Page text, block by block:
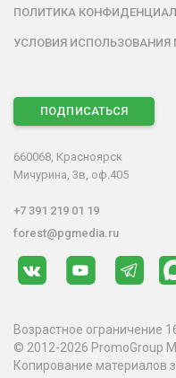
ПОЛИТИКА
УСЛОВИЯ ИСПОЛЬЗОВАНИЯ
ПОДПИСАТЬСЯ
660068, Красноярск
Мичурина, 3в, оф.405
+7 391 219 01 19
forest@pgmedia.ru
Возрастное ограничение
© 2012-2026 PromoGroup
Копирование материалов